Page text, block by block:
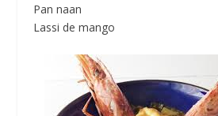
Pan naan
Lassi de mango